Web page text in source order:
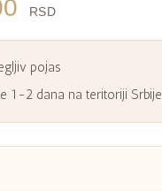
RSD
pojas
1-2 dana na teritoriji Srbije